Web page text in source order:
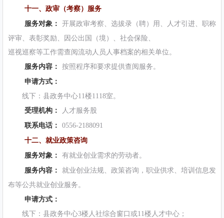
十一、政审（考察）服务
服务对象：
开展政审考察、选拔录（聘）用、人才引进、职称
评审、表彰奖励、因公出国（境）、社会保险、
巡视巡察等工作需查阅流动人员人事档案的相关单位。
服务内容：
按照程序和要求提供查阅服务。
申请方式：
线下：县政务中心11楼1118室。
受理机构：
人才服务股
联系电话：
0556-2188091
十二、就业政策咨询
服务对象：
有就业创业需求的劳动者。
服务内容：
就业创业法规、政策咨询，职业供求、培训信息发
布等公共就业创业服务。
申请方式：
线下：县政务中心3楼人社综合窗口或11楼人才中心；